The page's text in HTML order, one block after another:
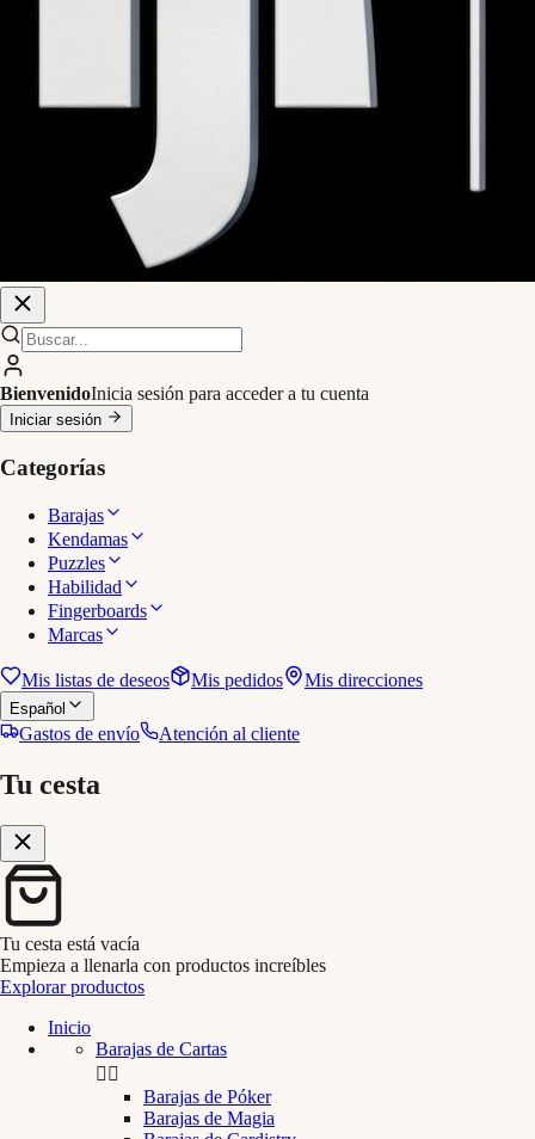
BienvenidoInicia sesión para acceder a tu cuenta
Iniciar sesión
Categorías
Barajas
Kendamas
Puzzles
Habilidad
Fingerboards
Marcas
Mis listas de deseos Mis pedidos Mis direcciones
Español
Gastos de envío Atención al cliente
Tu cesta
Tu cesta está vacía
Empieza a llenarla con productos increíbles
Explorar productos
Inicio
Barajas de Cartas
 
Barajas de Póker
Barajas de Magia